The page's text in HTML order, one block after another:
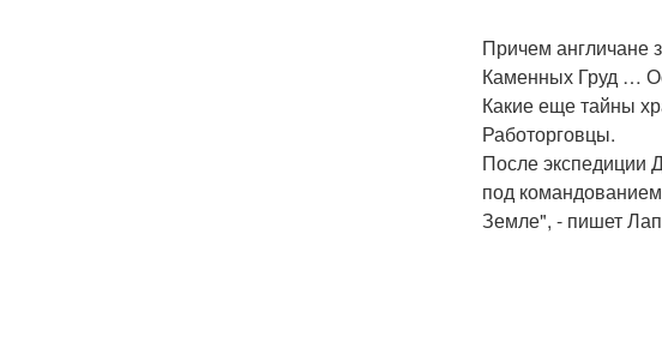
Причем англичане
Каменных Груд …
Какие еще тайны
Работорговцы.
После экспедиции
под
Земле", - пишет